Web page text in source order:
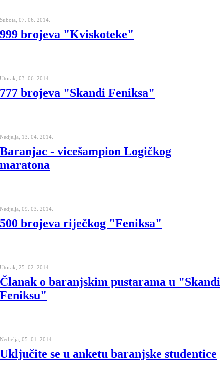
Subota, 07. 06. 2014.
999 brojeva "Kviskoteke"
Utorak, 03. 06. 2014.
777 brojeva "Skandi Feniksa"
Nedjelja, 13. 04. 2014.
Baranjac - vicešampion Logičkog
maratona
Nedjelja, 09. 03. 2014.
500 brojeva riječkog "Feniksa"
Utorak, 25. 02. 2014.
Članak o baranjskim pustarama u "Skandi
Feniksu"
Nedjelja, 05. 01. 2014.
Uključite se u anketu baranjske studentice